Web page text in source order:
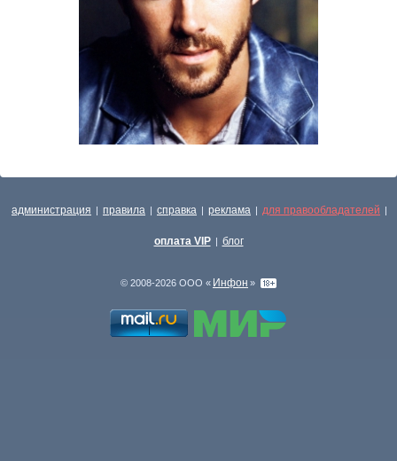
администрация | правила | справка | реклама | для правообладателей |
оплата VIP | блог
© 2008-2026 ООО « Инфон »